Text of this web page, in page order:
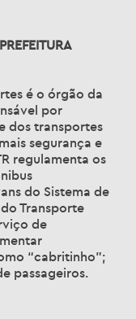
é o órgão da
por
dos transportes
segurança e
regulamenta os
do Sistema de
Transporte
de
“cabritinho”;
passageiros.